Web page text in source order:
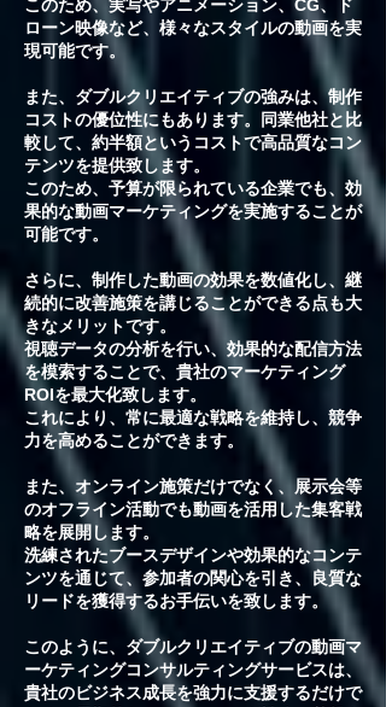
このため、実写やアニメーション、CG、ド
ローン映像など、様々なスタイルの動画を実
現可能です。
また、ダブルクリエイティブの強みは、制作
コストの優位性にもあります。
同業他社と比
較して、約半額というコストで高品質なコン
テンツを提供致します。
このため、予算が限られている企業でも、効
果的な動画マーケティングを実施することが
可能です。
さらに、制作した動画の効果を数値化し、継
続的に改善施策を講じることができる点も大
きなメリットです。
視聴データの分析を行い、効果的な配信方法
を模索することで、貴社のマーケティング
ROIを最大化致します。
これにより、常に最適な戦略を維持し、競争
力を高めることができます。
また、オンライン施策だけでなく、展示会等
のオフライン活動でも動画を活用した集客戦
略を展開します。
洗練されたブースデザインや効果的なコンテ
ンツを通じて、参加者の関心を引き、良質な
リードを獲得するお手伝いを致します。
このように、ダブルクリエイティブの動画マ
ーケティングコンサルティングサービスは、
貴社のビジネス成長を強力に支援するだけで